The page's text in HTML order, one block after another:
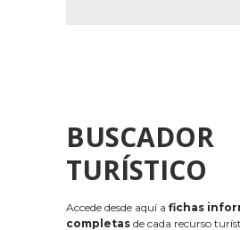
BUSCADOR
TURÍSTICO
Accede desde aquí a fichas
completas de cada recurso